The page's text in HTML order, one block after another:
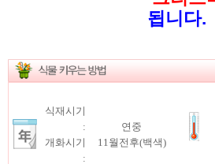
됩니다.
식재시기
:
개화시기
:
연중
11월전후(백색)